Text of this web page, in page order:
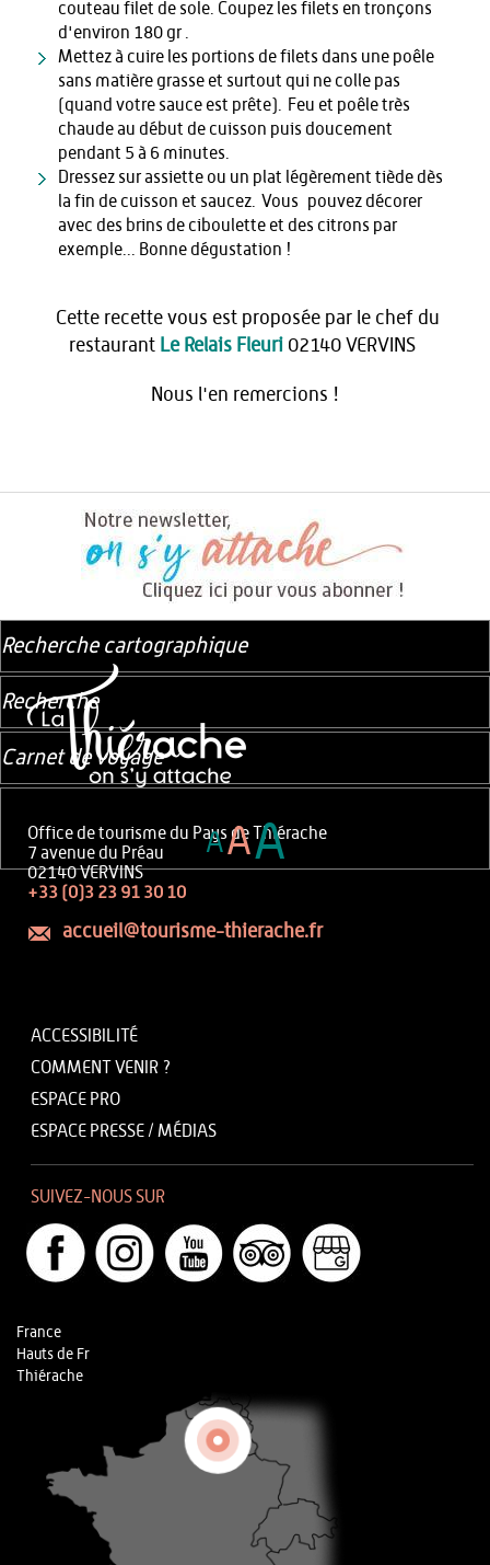
couteau filet de sole. Coupez les filets en tronçons
d'environ 180 gr .
Mettez à cuire les portions de filets dans une poêle
sans matière grasse et surtout qui ne colle pas
(quand votre sauce est prête). Feu et poêle très
chaude au début de cuisson puis doucement
pendant 5 à 6 minutes.
Dressez sur assiette ou un plat légèrement tiède dès
la fin de cuisson et saucez. Vous pouvez décorer
avec des brins de ciboulette et des citrons par
exemple... Bonne dégustation !
Cette recette vous est proposée par le chef du
restaurant Le Relais Fleuri 02140 VERVINS
Nous l'en remercions !
Office de tourisme du Pays de Thiérache
7 avenue du Préau
02140 VERVINS
+33 (0)3 23 91 30 10
accueil@tourisme-thierache.fr
ACCESSIBILITÉ
COMMENT VENIR ?
ESPACE PRO
ESPACE PRESSE / MÉDIAS
SUIVEZ-NOUS SUR
France
Hauts de Fr
Thiérache
Recherche cartographique
Recherche
Carnet de voyage
AAA